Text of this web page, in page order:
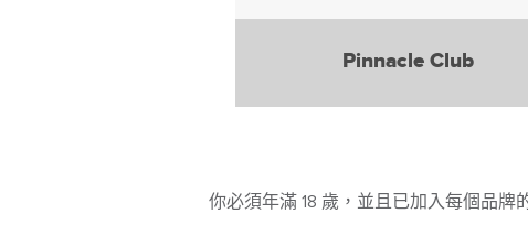
Pinnacle Club
你必須年滿 18 歲，並且已加入每個品牌